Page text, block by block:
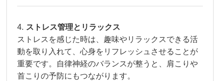
ストレス管理とリラックス
ストレスを感じた時は、趣味やリラックスできる活
動を取り入れて、心身をリフレッシュさせることが
重要です。自律神経のバランスが整うと、肩こりや
首こりの予防にもつながります。